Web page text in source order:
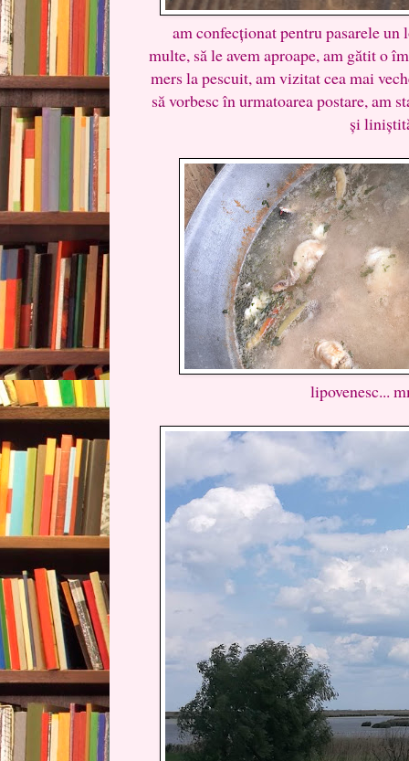
am confecționat pentru pasarele
multe, să le avem aproape, am gătit o
mers la pescuit, am vizitat cea mai
să vorbesc în urmatoarea postare, am
și
lipovenesc...